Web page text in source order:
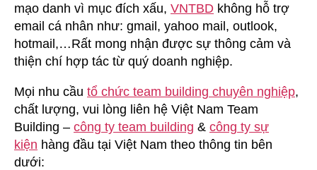
mạo danh vì mục đích xấu, VNTBD không hỗ trợ
email cá nhân như: gmail, yahoo mail, outlook,
hotmail,…Rất mong nhận được sự thông cảm và
thiện chí hợp tác từ quý doanh nghiệp.
Mọi nhu cầu tổ chức team building chuyên nghiệp,
chất lượng, vui lòng liên hệ Việt Nam Team
Building – công ty team building & công ty sự
kiện hàng đầu tại Việt Nam theo thông tin bên
dưới: